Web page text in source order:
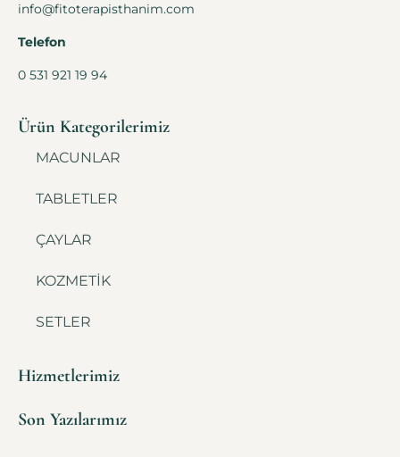
info@fitoterapisthanim.com
Telefon
0 531 921 19 94
Ürün Kategorilerimiz
MACUNLAR
TABLETLER
ÇAYLAR
KOZMETİK
SETLER
Hizmetlerimiz
Son Yazılarımız